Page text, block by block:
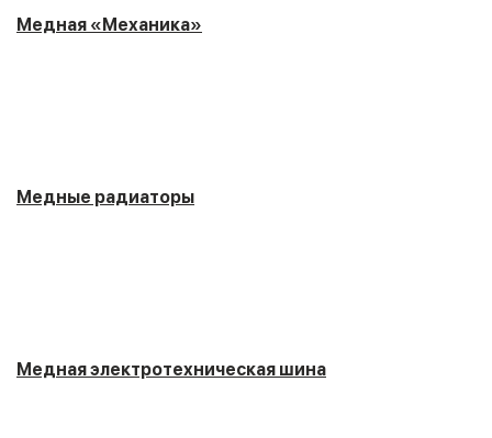
Медная «Механика»
Медные радиаторы
Медная электротехническая шина